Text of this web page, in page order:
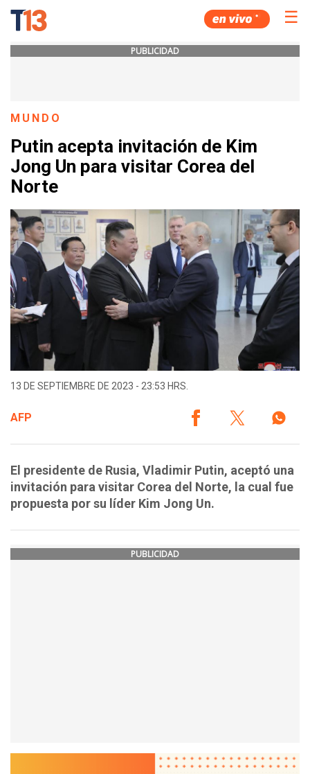
☰
PUBLICIDAD
MUNDO
Putin acepta invitación de Kim
Jong Un para visitar Corea del
Norte
13 DE SEPTIEMBRE DE 2023 - 23:53 HRS.
AFP
El presidente de Rusia, Vladimir Putin, aceptó una
invitación para visitar Corea del Norte, la cual fue
propuesta por su líder Kim Jong Un.
PUBLICIDAD